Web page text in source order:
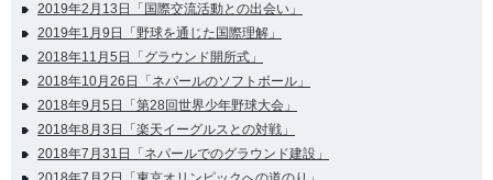
2019年2月13日「国際交流活動との出会い」
2019年1月9日「野球を通じた国際理解」
2018年11月5日「グラウンド開所式」
2018年10月26日「ネパールのソフトボール」
2018年9月5日「第28回世界少年野球大会」
2018年8月3日「楽天イーグルスとの対戦」
2018年7月31日「ネパールでのグラウンド建設」